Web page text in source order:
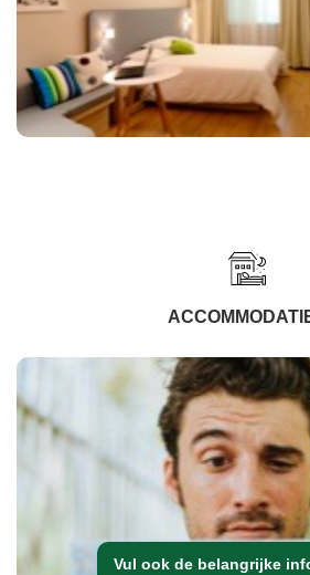
Vul ook de belangrijke